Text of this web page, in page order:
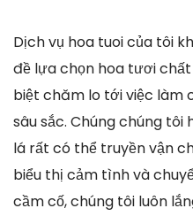
Dịch vụ hoa tuoi của tôi
đề lựa chọn hoa tươi
biệt chăm lo tới việc làm
sâu sắc. Chúng chúng tôi
lá rất có thể truyền vận
biểu thị cảm tình và
cầm cố, chúng tôi luôn